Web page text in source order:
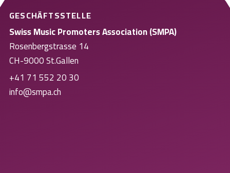
GESCHÄFTSSTELLE
Swiss Music Promoters Association (SMPA)
Rosenbergstrasse 14
CH-9000 St.Gallen
+41 71 552 20 30
info@smpa.ch